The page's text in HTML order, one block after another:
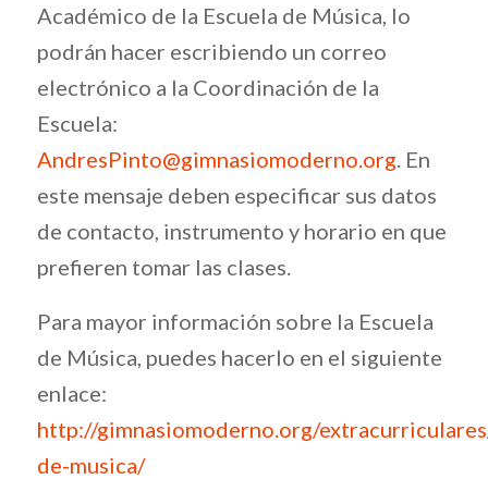
Académico de la Escuela de Música, lo
podrán hacer escribiendo un correo
electrónico a la Coordinación de la
Escuela:
AndresPinto@gimnasiomoderno.org. En
este mensaje deben especificar sus datos
de contacto, instrumento y horario en que
prefieren tomar las clases.
Para mayor información sobre la Escuela
de Música, puedes hacerlo en el siguiente
enlace:
http://gimnasiomoderno.org/
de-musica/